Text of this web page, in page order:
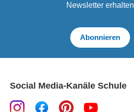
Newsletter erhalten
Abonnieren
Social Media-Kanäle Schule